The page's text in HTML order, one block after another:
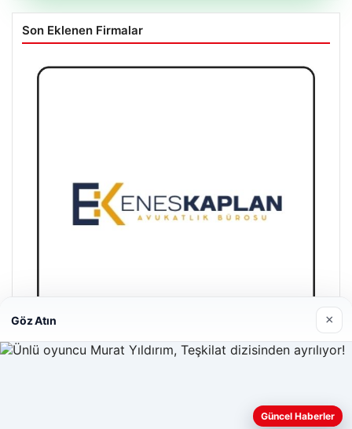
Son Eklenen Firmalar
Göz Atın ×
Güncel Haberler